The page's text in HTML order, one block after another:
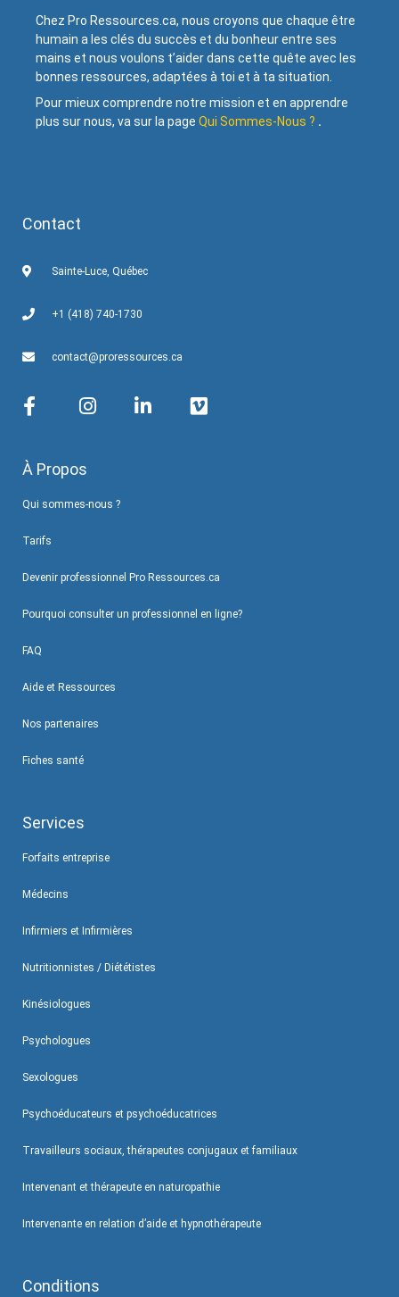
Chez Pro Ressources.ca, nous croyons que chaque être
humain a les clés du succès et du bonheur entre ses
mains et nous voulons t’aider dans cette quête avec les
bonnes ressources, adaptées à toi et à ta situation.
Pour mieux comprendre notre mission et en apprendre
plus sur nous, va sur la page Qui Sommes-Nous ? .
Contact
Sainte-Luce, Québec
+1 (418) 740-1730
contact@proressources.ca
À Propos
Qui sommes-nous ?
Tarifs
Devenir professionnel Pro Ressources.ca
Pourquoi consulter un professionnel en ligne?
FAQ
Aide et Ressources
Nos partenaires
Fiches santé
Services
Forfaits entreprise
Médecins
Infirmiers et Infirmières
Nutritionnistes / Diététistes
Kinésiologues
Psychologues
Sexologues
Psychoéducateurs et psychoéducatrices
Travailleurs sociaux, thérapeutes conjugaux et familiaux
Intervenant et thérapeute en naturopathie
Intervenante en relation d’aide et hypnothérapeute
Conditions